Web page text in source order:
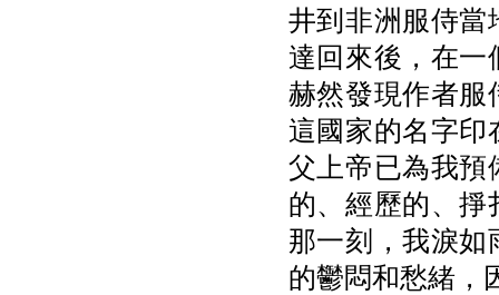
井到非洲服侍當
達回來後，在一
赫然發現作者服
這國家的名字印
父上帝已為我預
的、經歷的、掙
那一刻，我淚如
的鬱悶和愁緒，